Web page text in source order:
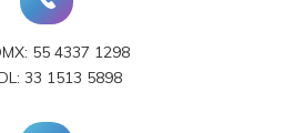
55 4337 1298
33 1513 5898